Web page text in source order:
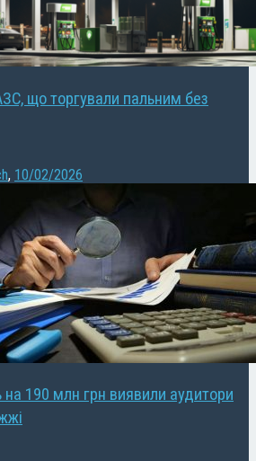
що торгували пальним без
, 10/02/2026
190 млн грн виявили аудитори